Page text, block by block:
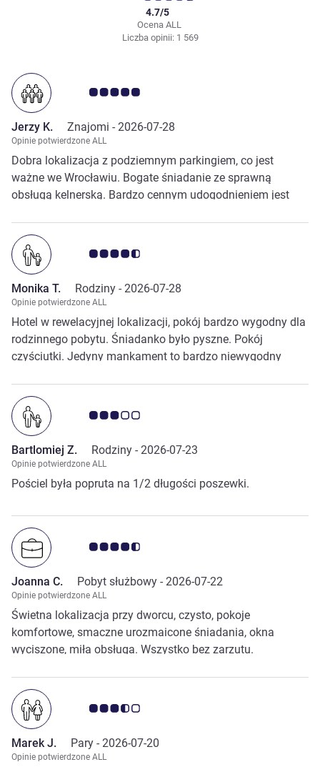
Ocena ALL
4.7/5
Liczba opinii: 1 569
Ocena klientów 5.0/5
Jerzy K. Znajomi - 2026-07-28
Opinie potwierdzone ALL
Dobra lokalizacja z podziemnym parkingiem, co jest
ważne we Wrocławiu. Bogate śniadanie ze sprawną
obsługą kelnerską. Bardzo cennym udogodnieniem jest
Ocena klientów 4.5/5
Monika T. Rodziny - 2026-07-28
Opinie potwierdzone ALL
Hotel w rewelacyjnej lokalizacji, pokój bardzo wygodny dla
rodzinnego pobytu. Śniadanko było pyszne. Pokój
czyściutki. Jedyny mankament to bardzo niewygodny
Ocena klientów 3.0/5
Bartlomiej Z. Rodziny - 2026-07-23
Opinie potwierdzone ALL
Pościel była popruta na 1/2 długości poszewki.
Ocena klientów 4.5/5
Joanna C. Pobyt służbowy - 2026-07-22
Opinie potwierdzone ALL
Świetna lokalizacja przy dworcu, czysto, pokoje
komfortowe, smaczne urozmaicone śniadania, okna
wyciszone, miła obsługa. Wszystko bez zarzutu.
Ocena klientów 3.5/5
Marek J. Pary - 2026-07-20
Opinie potwierdzone ALL